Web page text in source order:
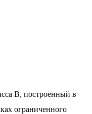
В, построенный в
ограниченного